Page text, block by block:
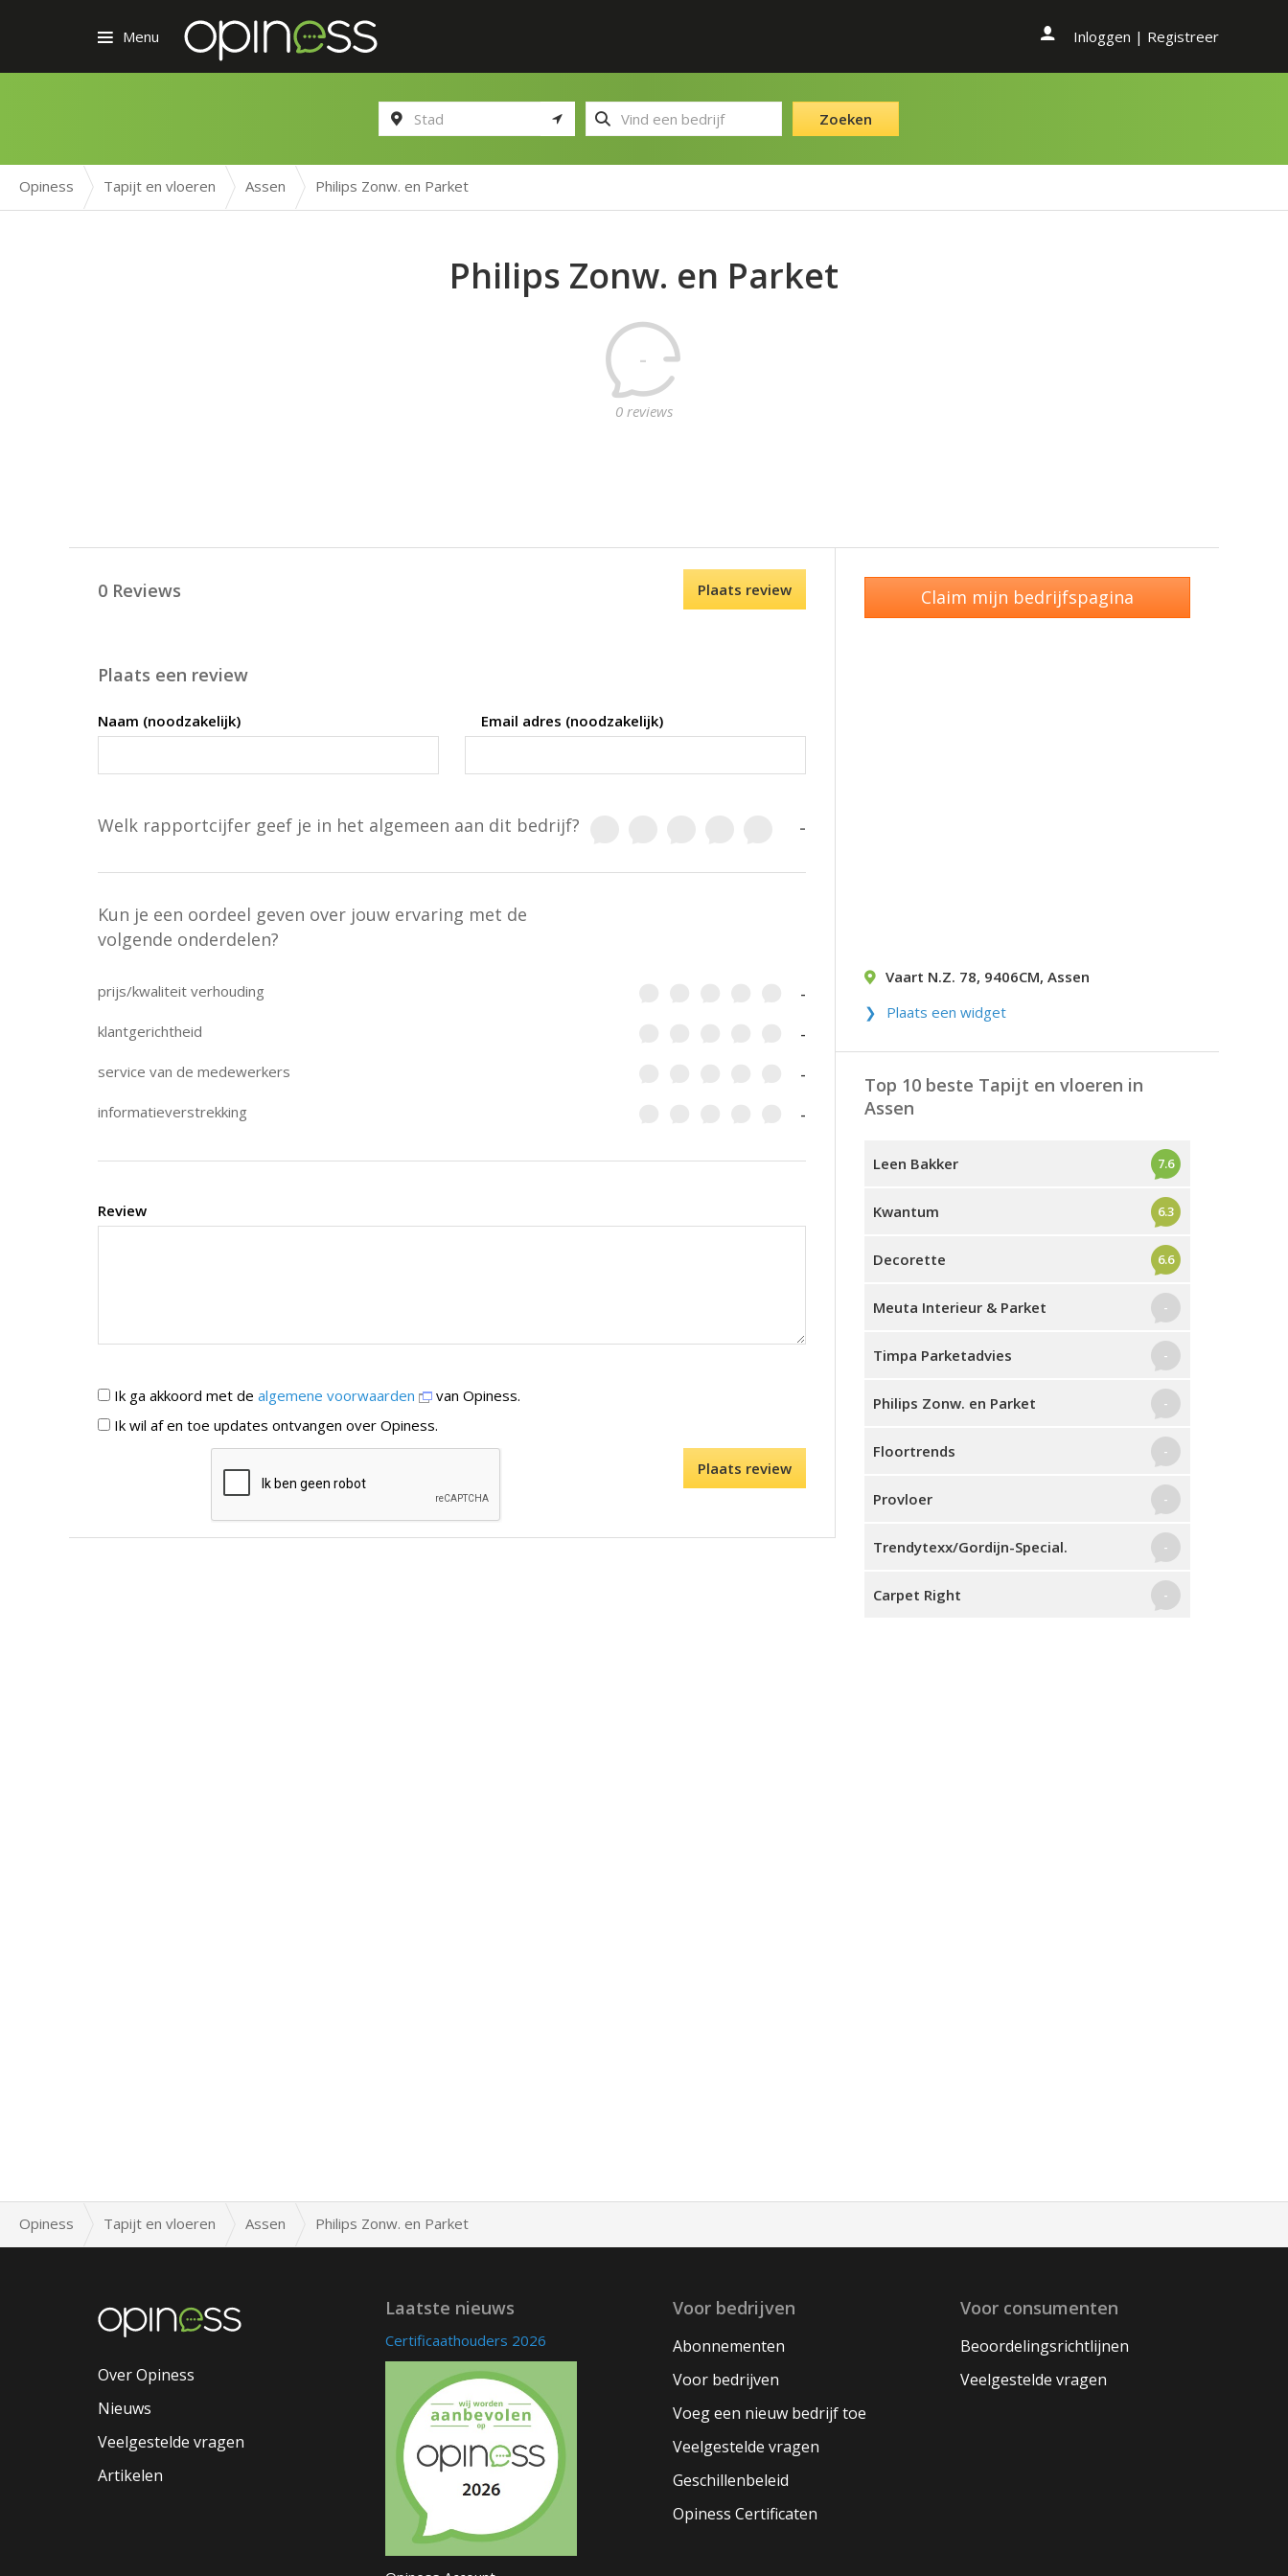
Menu Inloggen | Registreer
Zoeken
Opiness Tapijt en vloeren Assen Philips Zonw. en Parket
Philips Zonw. en Parket
-
0 reviews
0 Reviews Plaats review
Plaats een review
Naam (noodzakelijk) Email adres (noodzakelijk)
Welk rapportcijfer geef je in het algemeen aan dit bedrijf? -
Kun je een oordeel geven over jouw ervaring met de
volgende onderdelen?
prijs/kwaliteit verhouding
-
klantgerichtheid
-
service van de medewerkers
-
informatieverstrekking
-
Review
Ik ga akkoord met de algemene voorwaarden
van Opiness.
Ik wil af en toe updates ontvangen over Opiness.
Claim mijn bedrijfspagina
Vaart N.Z. 78, 9406CM, Assen
Plaats een widget
Top 10 beste Tapijt en vloeren in
Assen
Leen Bakker 7.6
Kwantum 6.3
Decorette 6.6
Meuta Interieur & Parket -
Timpa Parketadvies -
Philips Zonw. en Parket -
Floortrends -
Provloer -
Trendytexx/Gordijn-Special. -
Carpet Right -
Opiness Tapijt en vloeren Assen Philips Zonw. en Parket
Over Opiness
Nieuws
Veelgestelde vragen
Artikelen
Laatste nieuws
Certificaathouders 2026
Voor bedrijven
Abonnementen
Voor bedrijven
Voeg een nieuw bedrijf toe
Veelgestelde vragen
Geschillenbeleid
Opiness Certificaten
Voor consumenten
Beoordelingsrichtlijnen
Veelgestelde vragen